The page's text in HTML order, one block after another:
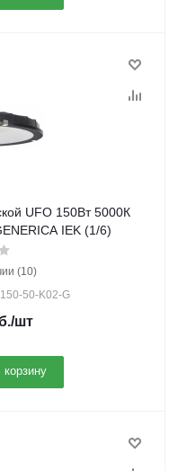
UFO 150Вт 5000К
IEK (1/6)
(10)
50-K02-G
/шт
корзину